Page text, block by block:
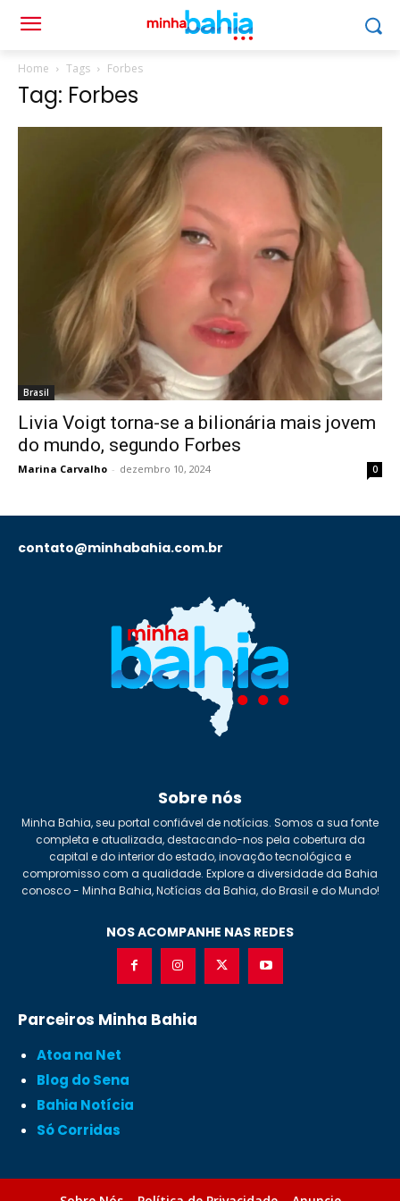
Home Tags Forbes
Tag: Forbes
Brasil
Livia Voigt torna-se a bilionária mais jovem
do mundo, segundo Forbes
Marina Carvalho - dezembro 10, 2024 0
contato@minhabahia.com.br
Sobre nós
Minha Bahia, seu portal confiável de notícias. Somos a sua fonte
completa e atualizada, destacando-nos pela cobertura da
capital e do interior do estado, inovação tecnológica e
compromisso com a qualidade. Explore a diversidade da Bahia
conosco - Minha Bahia, Notícias da Bahia, do Brasil e do Mundo!
NOS ACOMPANHE NAS REDES
Parceiros Minha Bahia
Atoa na Net
Blog do Sena
Bahia Notícia
Só Corridas